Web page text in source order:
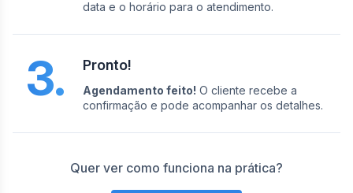
data e o horário para o atendimento.
3. Pronto!
Agendamento feito! O cliente recebe a
confirmação e pode acompanhar os detalhes.
Quer ver como funciona na prática?